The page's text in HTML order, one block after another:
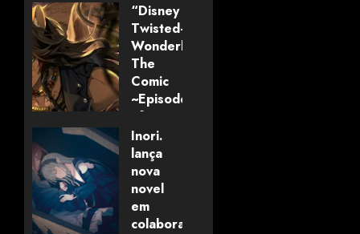
“Disney
Twisted-
Wonderland:
The
Comic
~Episode
of
Savanaclaw~”
anunciado
pela
Universo
dos
Livros
Inori.
lança
nova
novel
em
colaboração